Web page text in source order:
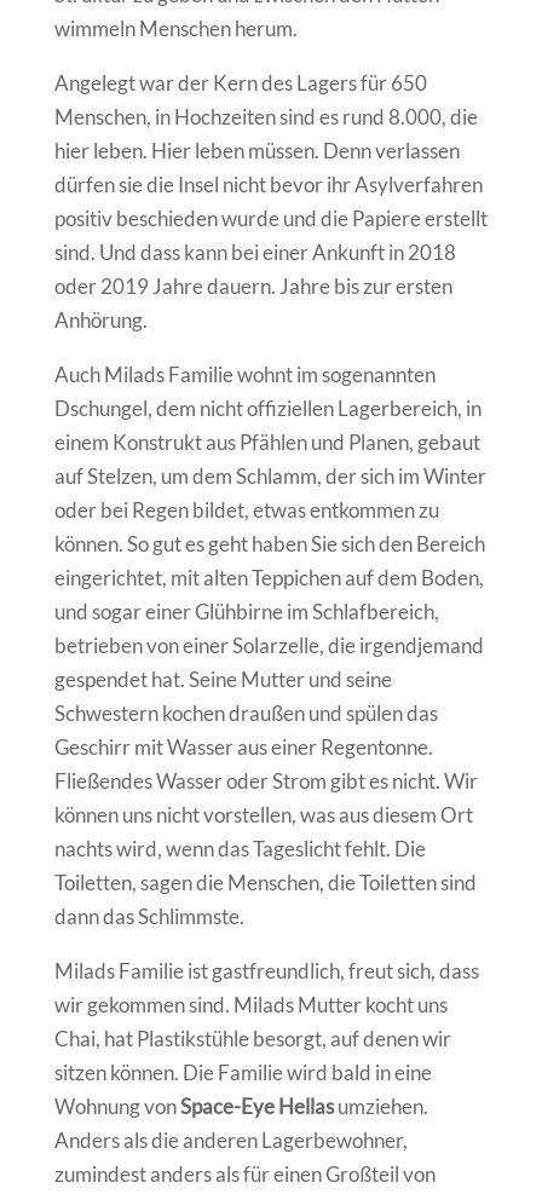
wimmeln Menschen herum.
Angelegt war der Kern des Lagers für 650
Menschen, in Hochzeiten sind es rund 8.000, die
hier leben. Hier leben müssen. Denn verlassen
dürfen sie die Insel nicht bevor ihr Asylverfahren
positiv beschieden wurde und die Papiere erstellt
sind. Und dass kann bei einer Ankunft in 2018
oder 2019 Jahre dauern. Jahre bis zur ersten
Anhörung.
Auch Milads Familie wohnt im sogenannten
Dschungel, dem nicht offiziellen Lagerbereich, in
einem Konstrukt aus Pfählen und Planen, gebaut
auf Stelzen, um dem Schlamm, der sich im Winter
oder bei Regen bildet, etwas entkommen zu
können. So gut es geht haben Sie sich den Bereich
eingerichtet, mit alten Teppichen auf dem Boden,
und sogar einer Glühbirne im Schlafbereich,
betrieben von einer Solarzelle, die irgendjemand
gespendet hat. Seine Mutter und seine
Schwestern kochen draußen und spülen das
Geschirr mit Wasser aus einer Regentonne.
Fließendes Wasser oder Strom gibt es nicht. Wir
können uns nicht vorstellen, was aus diesem Ort
nachts wird, wenn das Tageslicht fehlt. Die
Toiletten, sagen die Menschen, die Toiletten sind
dann das Schlimmste.
Milads Familie ist gastfreundlich, freut sich, dass
wir gekommen sind. Milads Mutter kocht uns
Chai, hat Plastikstühle besorgt, auf denen wir
sitzen können. Die Familie wird bald in eine
Wohnung vonSpace-Eye Hellasumziehen.
Anders als die anderen Lagerbewohner,
zumindest anders als für einen Großteil von